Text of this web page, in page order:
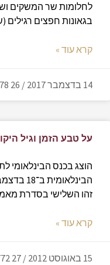
לחלומות שר המשקים
בגאונות חפצים רגילים
קרא עוד »
14 בדצמבר 2017 / 26 Kislev 5778
על טבע הזמן וגיל
הוצג בכנס הבינלאומי
זהו השלישי בסדרת
קרא עוד »
15 באוגוסט 2012 / 27 Av 5772